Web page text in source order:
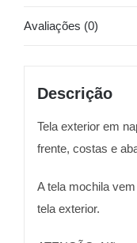
Avaliações (0)
Descrição
Tela exterior em
frente, costas e
A tela mochila
tela exterior.